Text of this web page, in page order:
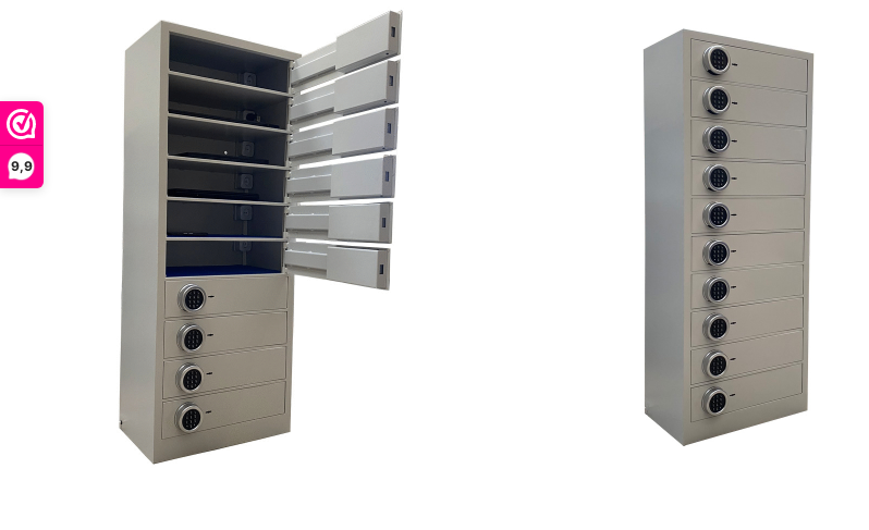
9,9